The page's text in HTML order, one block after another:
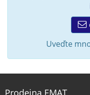
Uveďte
Prodejna EMAT